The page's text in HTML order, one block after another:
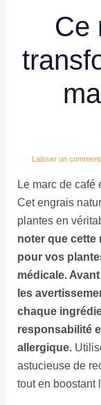
Ce
Laisser un
Le marc de café
Cet engrais
plantes en
noter que cette
pour vos
médicale.
les
chaque
responsabilité
allergique.
astucieuse de
tout en boostant